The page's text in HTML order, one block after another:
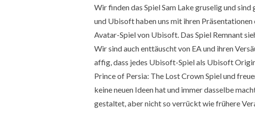
Wir finden das Spiel Sam Lake gruselig und
und Ubisoft haben uns mit ihren
Avatar-Spiel von Ubisoft. Das Spiel Remnant
Wir sind auch enttäuscht von EA und ihren
affig, dass jedes Ubisoft-Spiel als Ubisoft
Prince of Persia: The Lost Crown Spiel und
keine neuen Ideen hat und immer dasselbe
gestaltet, aber nicht so verrückt wie frühere